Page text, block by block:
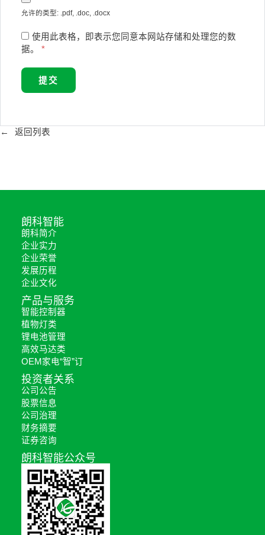
允许的类型: .pdf, .doc, .docx
使用此表格，即表示您同意本网站存储和处理您的数
据。 *
返回列表
朗科智能
朗科简介
企业实力
企业荣誉
发展历程
企业文化
产品与服务
智能控制器
植物灯类
锂电池管理
高效马达类
OEM家电“智”订
投资者关系
公司公告
股票信息
公司治理
财务摘要
证券咨询
朗科智能公众号